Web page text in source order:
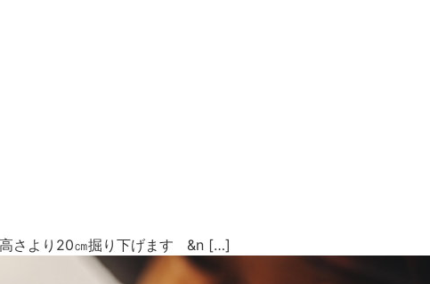
さより20㎝掘り下げます &n […]